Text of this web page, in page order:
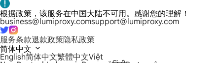
根据政策，该服务在中国大陆不可用。感谢您的理解！
business@lumiproxy.comsupport@lumiproxy.com
服务条款退款政策隐私政策
简体中文
English简体中文繁體中文Việt